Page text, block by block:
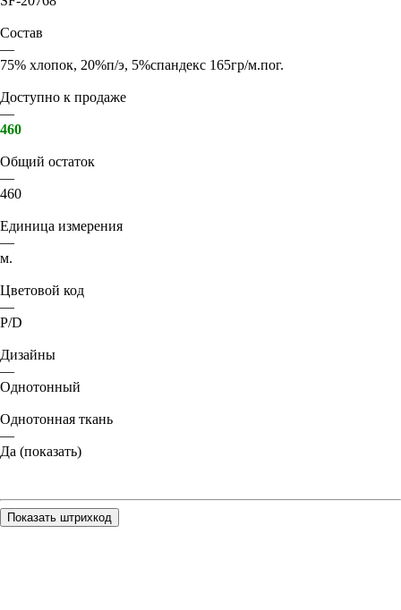
Состав
—
75% хлопок, 20%п/э, 5%спандекс 165гр/м.пог.
Доступно к продаже
—
460
Общий остаток
—
460
Единица измерения
—
м.
Цветовой код
—
P/D
Дизайны
—
Однотонный
Однотонная ткань
—
Да (показать)
Показать штрихкод